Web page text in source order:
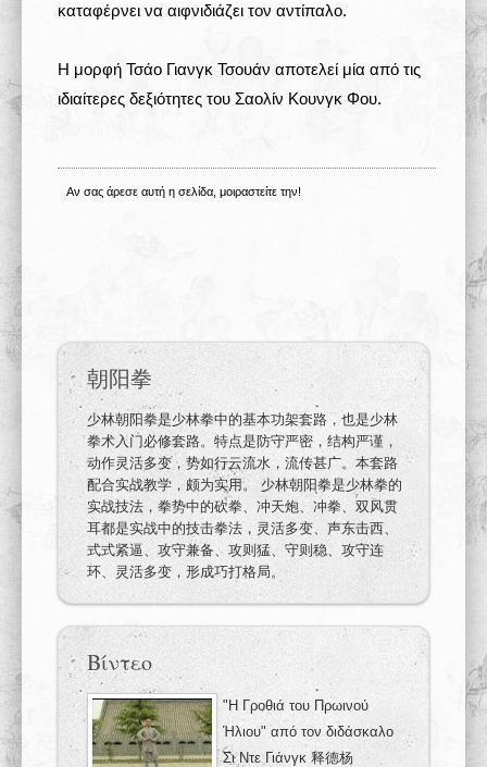
καταφέρνει να αιφνιδιάζει τον αντίπαλο.
Η μορφή Τσάο Γιανγκ Τσουάν αποτελεί μία από τις
ιδιαίτερες δεξιότητες του Σαολίν Κουνγκ Φου.
Αν σας άρεσε αυτή η σελίδα, μοιραστείτε την!
朝阳拳
少林朝阳拳是少林拳中的基本功架套路，也是少林
拳术入门必修套路。特点是防守严密，结构严谨，
动作灵活多变，势如行云流水，流传甚广。本套路
配合实战教学，颇为实用。 少林朝阳拳是少林拳的
实战技法，拳势中的砍拳、冲天炮、冲拳、双风贯
耳都是实战中的技击拳法，灵活多变、声东击西、
式式紧逼、攻守兼备、攻则猛、守则稳、攻守连
环、灵活多变，形成巧打格局。
Βίντεο
"Η Γροθιά του Πρωινού
Ήλιου" από τον διδάσκαλο
Σι Ντε Γιάνγκ 释德杨